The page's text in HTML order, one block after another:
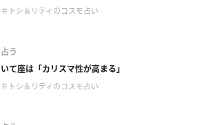
＃トシ＆リティのコスモ占い
占う
いて座は「カリスマ性が高まる」
＃トシ＆リティのコスモ占い